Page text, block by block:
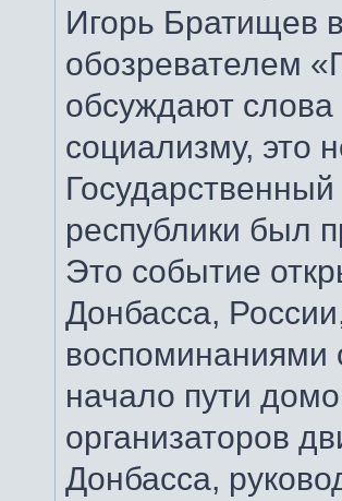
Игорь Братищев
обозревателем
обсуждают
социализму, это
республики был
Это событие
Донбасса,
воспоминаниями
начало пути
организаторов
Донбасса,